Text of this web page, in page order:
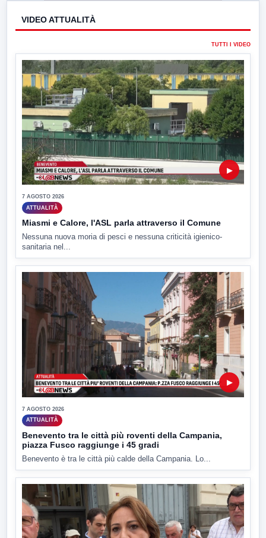
VIDEO ATTUALITÀ
TUTTI I VIDEO
▶
7 AGOSTO 2026
ATTUALITÀ
Miasmi e Calore, l'ASL parla attraverso il Comune
Nessuna nuova moria di pesci e nessuna criticità igienico-
sanitaria nel...
▶
7 AGOSTO 2026
ATTUALITÀ
Benevento tra le città più roventi della Campania,
piazza Fusco raggiunge i 45 gradi
Benevento è tra le città più calde della Campania. Lo...